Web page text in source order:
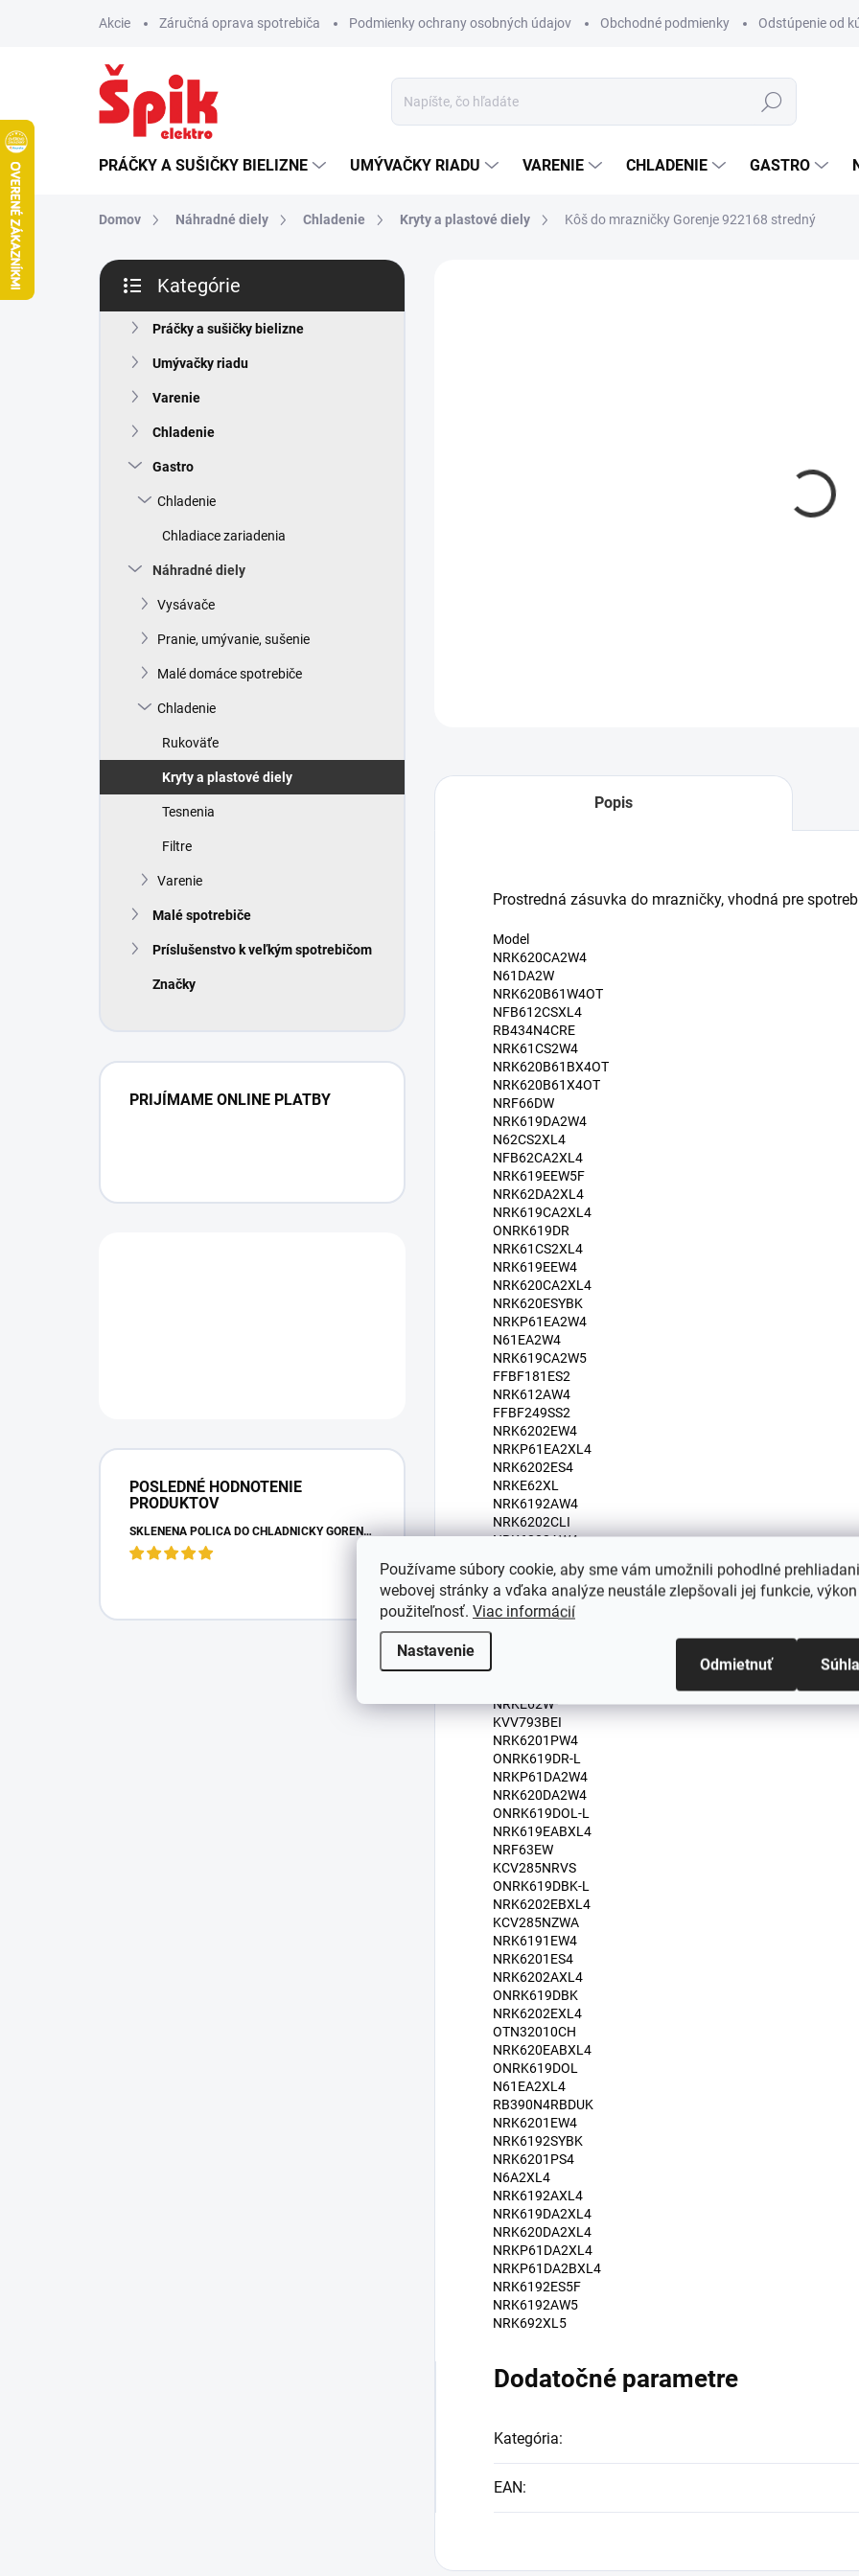
Používame súbory cookie, aby sme vám umožnili pohodlné
webovej stránky a vďaka analýze neustále zlepšovali jej funkcie,
použiteľnosť. Viac informácií
Nastavenie
Odmietnuť
Akcie Záručná oprava spotrebiča Podmienky ochrany osobných údajov Obchodné podmienky Odstúpenie od
Hľadať
PRÁČKY A SUŠIČKY BIELIZNE UMÝVAČKY RIADU VARENIE CHLADENIE GASTRO
Domov Náhradné diely Chladenie Kryty a plastové diely Kôš do mrazničky Gorenje 922168 stredný
B
č
kategórie
Kategórie
Práčky a sušičky bielizne
Umývačky riadu
Varenie
Chladenie
Gastro
Chladenie
Chladiace zariadenia
Náhradné diely
Vysávače
Pranie, umývanie, sušenie
Malé domáce spotrebiče
Chladenie
Rukoväťe
Kryty a plastové diely
Tesnenia
Filtre
Varenie
Malé spotrebiče
Príslušenstvo k veľkým spotrebičom
Značky
PRIJÍMAME ONLINE PLATBY
POSLEDNÉ HODNOTENIE
PRODUKTOV
SKLENENÁ POLICA DO CHLADNIČKY GORENJE 163336
Popis
Prostredná zásuvka do mrazničky, vhodná pre
Model
NRK620CA2W4
N61DA2W
NRK620B61W4OT
NFB612CSXL4
RB434N4CRE
NRK61CS2W4
NRK620B61BX4OT
NRK620B61X4OT
NRF66DW
NRK619DA2W4
N62CS2XL4
NFB62CA2XL4
NRK619EEW5F
NRK62DA2XL4
NRK619CA2XL4
ONRK619DR
NRK61CS2XL4
NRK619EEW4
NRK620CA2XL4
NRK620ESYBK
NRKP61EA2W4
N61EA2W4
NRK619CA2W5
FFBF181ES2
NRK612AW4
FFBF249SS2
NRK6202EW4
NRKP61EA2XL4
NRK6202ES4
NRKE62XL
NRK6192AW4
NRK6202CLI
NRK6202AW4
NRK6191ES4
ONRK619DC
ONRK619DC-L
NRKE62W
KVV793BEI
NRK6201PW4
ONRK619DR-L
NRKP61DA2W4
NRK620DA2W4
ONRK619DOL-L
NRK619EABXL4
NRF63EW
KCV285NRVS
ONRK619DBK-L
NRK6202EBXL4
KCV285NZWA
NRK6191EW4
NRK6201ES4
NRK6202AXL4
ONRK619DBK
NRK6202EXL4
OTN32010CH
NRK620EABXL4
ONRK619DOL
N61EA2XL4
RB390N4RBDUK
NRK6201EW4
NRK6192SYBK
NRK6201PS4
N6A2XL4
NRK6192AXL4
NRK619DA2XL4
NRK620DA2XL4
NRKP61DA2XL4
NRKP61DA2BXL4
NRK6192ES5F
NRK6192AW5
NRK692XL5
Dodatočné parametre
Kategória:
EAN: